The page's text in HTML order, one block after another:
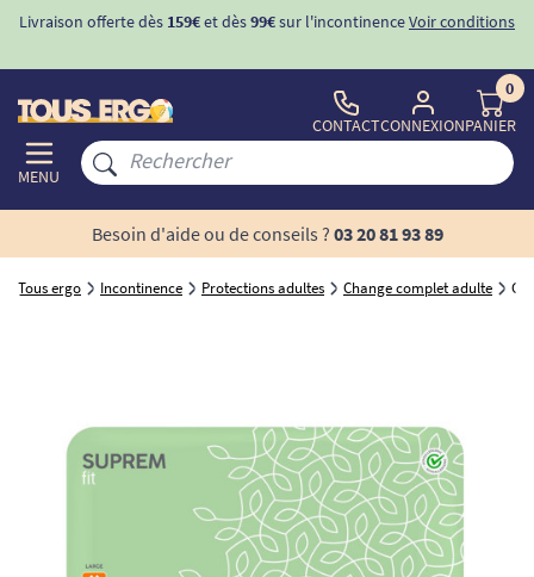
Livraison offerte dès 159€et dès99€sur l'incontinenceVoir conditions
MENU
CONTACTCONNEXION
0
PANIER
Besoin d'aide ou de conseils ? 03 20 81 93 89
Tous ergo Incontinence Protections adultes Change complet adulte